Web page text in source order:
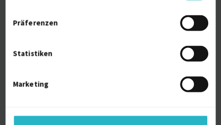
Präferenzen
Statistiken
Marketing
Projektmanagement / PMO